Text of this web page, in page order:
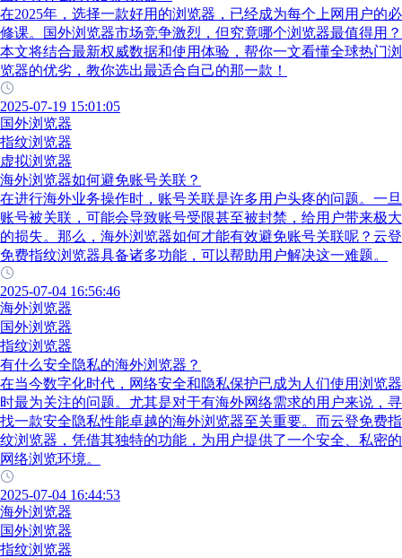
在2025年，选择一款好用的浏览器，已经成为每个上网用户的必
修课。国外浏览器市场竞争激烈，但究竟哪个浏览器最值得用？
本文将结合最新权威数据和使用体验，帮你一文看懂全球热门浏
览器的优劣，教你选出最适合自己的那一款！
2025-07-19 15:01:05
国外浏览器
指纹浏览器
虚拟浏览器
海外浏览器如何避免账号关联？
在进行海外业务操作时，账号关联是许多用户头疼的问题。一旦
账号被关联，可能会导致账号受限甚至被封禁，给用户带来极大
的损失。那么，海外浏览器如何才能有效避免账号关联呢？云登
免费指纹浏览器具备诸多功能，可以帮助用户解决这一难题。
2025-07-04 16:56:46
海外浏览器
国外浏览器
指纹浏览器
有什么安全隐私的海外浏览器？
在当今数字化时代，网络安全和隐私保护已成为人们使用浏览器
时最为关注的问题。尤其是对于有海外网络需求的用户来说，寻
找一款安全隐私性能卓越的海外浏览器至关重要。而云登免费指
纹浏览器，凭借其独特的功能，为用户提供了一个安全、私密的
网络浏览环境。
2025-07-04 16:44:53
海外浏览器
国外浏览器
指纹浏览器